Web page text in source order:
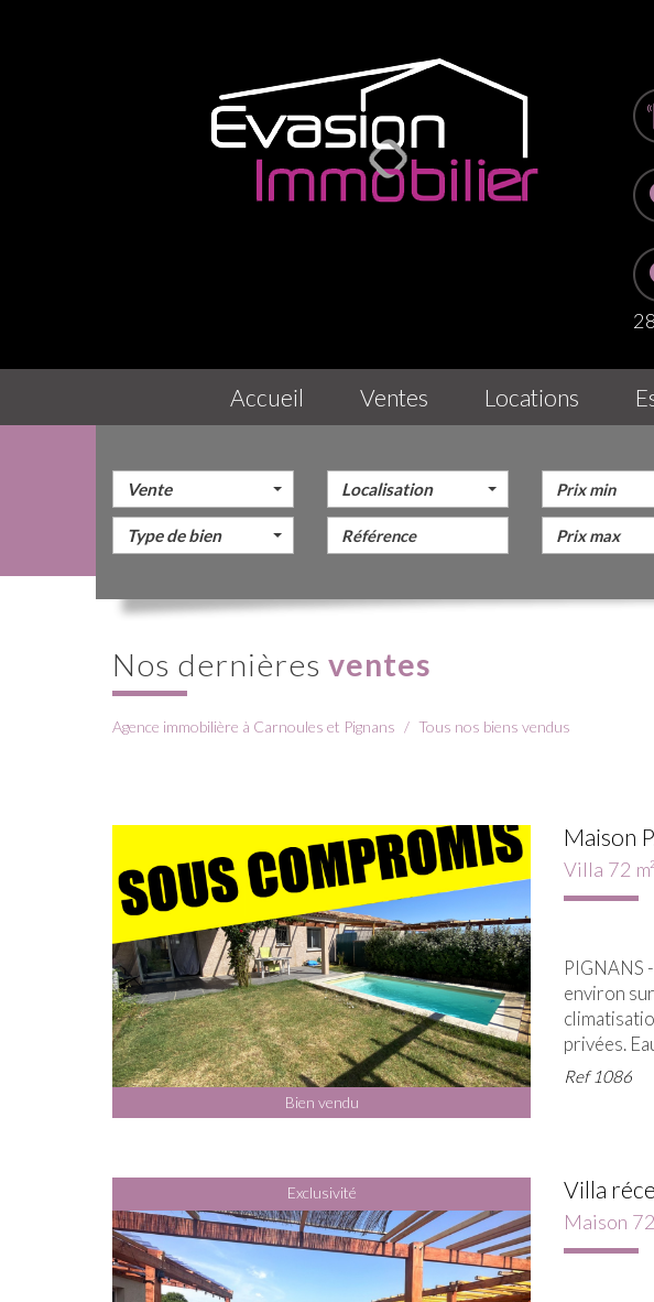
accueil ventes locations
Vente
Type de bien
Localisation
Nos dernières ventes
Agence immobilière à Carnoules et Pignans Tous nos biens vendus
Bien vendu
Maison
Villa 72
PIGNANS
environ
privées.
Ref1086
Exclusivité Villa
Maison